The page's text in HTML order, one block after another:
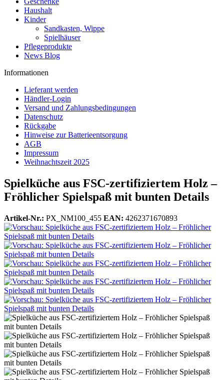
Haushalt
Kinder
Sandkasten, Wippe
Spielhäuser
Pflegeprodukte
News Blog
Informationen
Lieferant werden
Händler-Login
Versand und Zahlungsbedingungen
Datenschutz
Rückgabe
Hinweise zur Batterieentsorgung
AGB
Impressum
Weihnachtszeit 2025
Spielküche aus FSC-zertifiziertem Holz –
Fröhlicher Spielspaß mit bunten Details
Artikel-Nr.: PX_NM100_455 EAN: 4262371670893